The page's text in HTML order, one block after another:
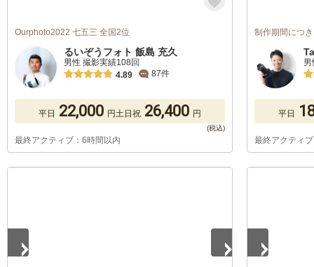
Ourphoto2022 七五三 全国2位
るいぞうフォト 飯島 充久
男性 撮影実績108回
4.89
87件
平日 22,000 円土日祝 26,400 円
最終アクティブ：6時間以内
制作期間につ
男
平日
最終アクティ